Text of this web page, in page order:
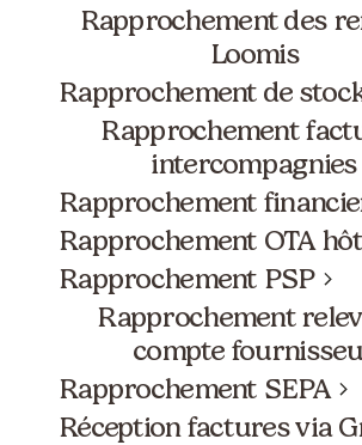
Rapprochement des
Loomis
Rapprochement de
Rapprochement
intercompagnies
Rapprochement
Rapprochement OTA
Rapprochement PSP
Rapprochement
compte
Rapprochement SEPA
Réception factures via